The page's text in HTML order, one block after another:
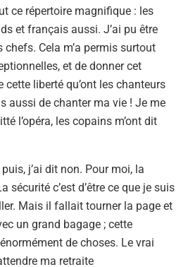
ce répertoire magnifique : les
et français aussi. J’ai pu être
Cela m’a permis surtout
et de donner cet
cette liberté qu’ont les chanteurs
aussi de chanter ma vie ! Je me
l’opéra, les copains m’ont dit
j’ai dit non. Pour moi, la
sécurité c’est d’être ce que je suis
Mais il fallait tourner la page et
un grand bagage ; cette
de choses. Le vrai
ma retraite